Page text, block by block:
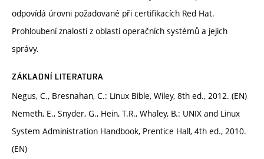
odpovídá úrovni požadované při certifikacích Red Hat.
Prohloubení znalostí z oblasti operačních systémů a jejich
správy.
ZÁKLADNÍ LITERATURA
Negus, C., Bresnahan, C.: Linux Bible, Wiley, 8th ed., 2012. (EN)
Nemeth, E., Snyder, G., Hein, T.R., Whaley, B.: UNIX and Linux
System Administration Handbook, Prentice Hall, 4th ed., 2010.
(EN)